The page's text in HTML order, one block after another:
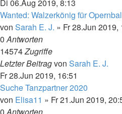
Di 06.Aug 2019, 8:13
Wanted: Walzerkönig für
von Sarah E. J. » Fr 28.Jun 2019,
0Antworten
14574Zugriffe
Letzter Beitragvon Sarah E. J.
Fr 28.Jun 2019, 16:51
Suche Tanzpartner 2020
von Elisa11 » Fr 21.Jun 2019,